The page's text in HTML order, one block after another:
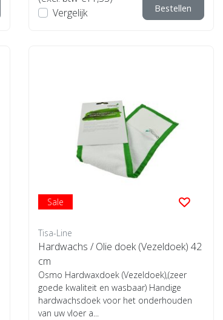
Vergelijk
Bestellen
Sale
Tisa-Line
Hardwachs / Olie doek (Vezeldoek) 42
cm
Osmo Hardwaxdoek (Vezeldoek),(zeer
goede kwaliteit en wasbaar) Handige
hardwachsdoek voor het onderhouden
van uw vloer a...